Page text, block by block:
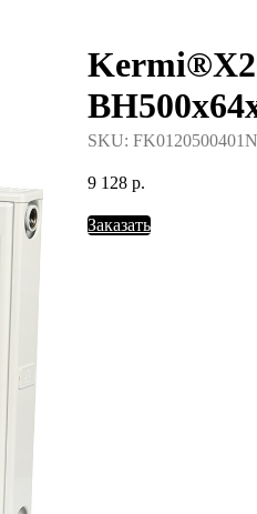
SKU:
9 128 р.
Заказать